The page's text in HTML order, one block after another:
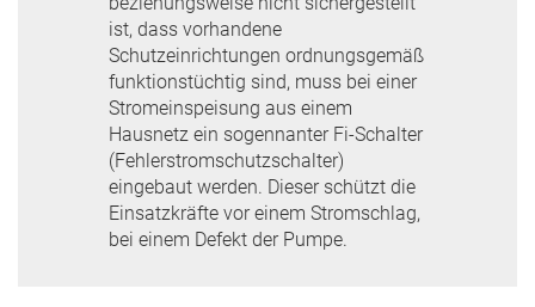
ist, dass vorhandene
Schutzeinrichtungen ordnungsgemäß
funktionstüchtig sind, muss bei einer
Stromeinspeisung aus einem
Hausnetz ein sogennanter Fi-Schalter
(Fehlerstromschutzschalter)
eingebaut werden. Dieser schützt die
Einsatzkräfte vor einem Stromschlag,
bei einem Defekt der Pumpe.